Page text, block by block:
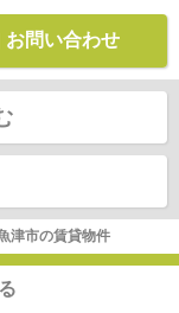
お問い合わせ
津市の賃貸物件